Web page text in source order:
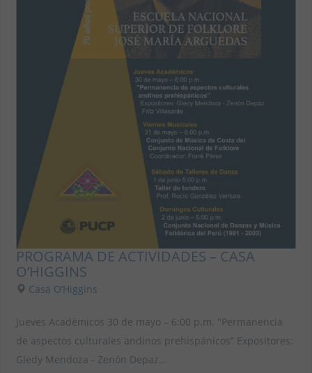
PROGRAMA DE ACTIVIDADES – CASA
O’HIGGINS
Casa O’Higgins
Jueves Académicos 30 de mayo – 6:00 p.m. "Permanencia
de aspectos culturales andinos prehispánicos” Expositores:
Gledy Mendoza - Zenón Depaz…